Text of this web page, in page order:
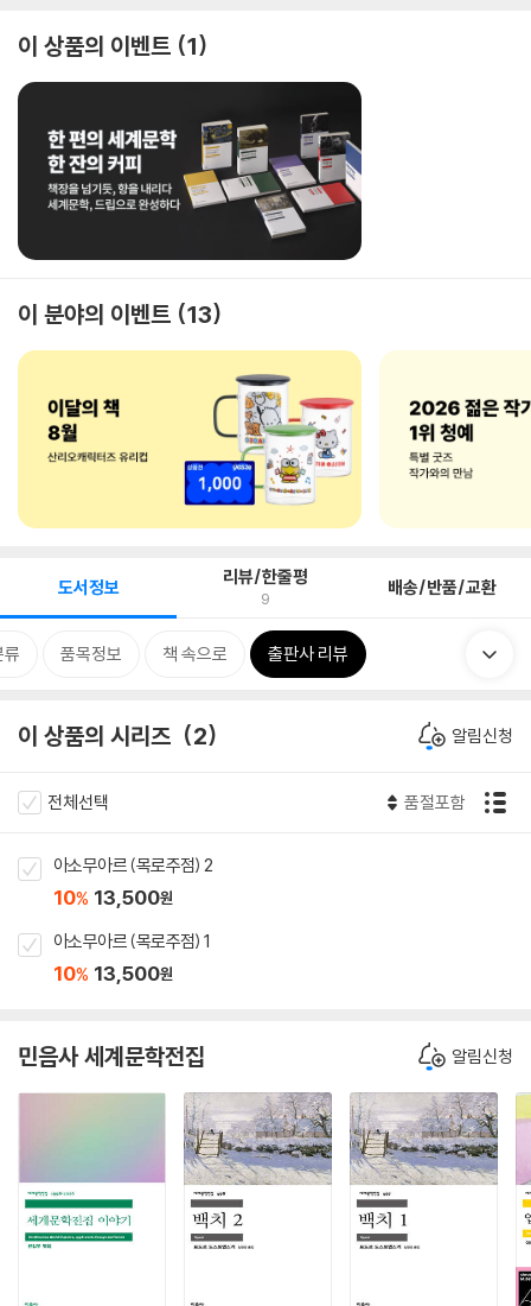
이 상품의 이벤트 1
이 분야의 이벤트 13
도서정보 리뷰/한줄평
9 배송/반품/교환
류 품목정보 책 속으로 출판사 리뷰
이 상품의 시리즈 2 알림신청
전체선택 품절포함
아소무아르 (목로주점) 2
10% 13,500원
아소무아르 (목로주점) 1
10% 13,500원
민음사 세계문학전집 알림신청